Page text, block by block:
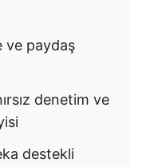
ve paydaş
denetim ve
destekli